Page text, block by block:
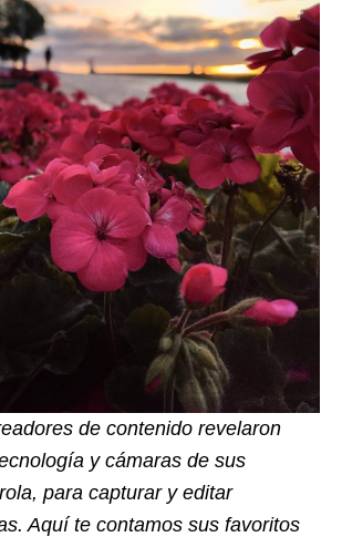
de contenido revelaron
y cámaras de sus
para capturar y editar
Aquí te contamos sus favoritos